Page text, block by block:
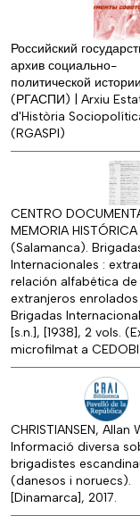
Российский
архив социально-
политической истории
(РГАСПИ) | Arxiu
d'Història
(RGASPI)
CENTRO
MEMORIA HISTÓRICA
(Salamanca).
Internacionales :
relación alfabética de
extranjeros enrolados
Brigadas
[s.n.], [1938], 2 vols.
microfilmat a
CHRISTIANSEN, Allan
Informació diversa
brigadistes
(danesos i noruecs).
[Dinamarca], 2017.